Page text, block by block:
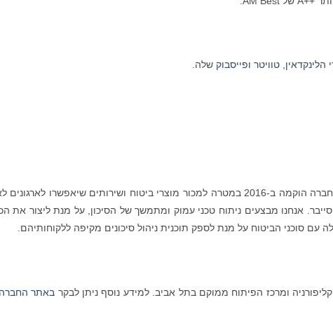
הלינקדאין, טוויטר ופייסבוק שלה.
אט-ביי מספקת ביטוח סייבר לעידן הדיגיטלי. החברה הוקמה ב-2016 במטרה למכור מוצרי ביטוח ושירותים שיאפשרו
אנחנו מבצעים ניתוח טכני עמוק ומתמשך של הסיכון, על מנת ליצור את
עם סוכני הביטוח על מנת לספק תוכנית ניהול סיכונים מקיפה ללקוחותיהם.
באתר החברה